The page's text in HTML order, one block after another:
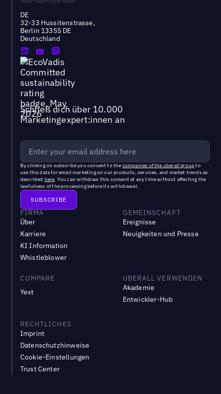
DE
32-33 Hussitenstrasse,
Berlin 13355 DE
Deutschland
Schließ dich über 10.000
Marketingexpert:innen an
By clicking on subscribe you consent to the companies of the uberall groupto
use this data for email marketing on our products, services, and market trends as
described here. You can withdraw this consent at any time without affecting the
lawfulness of the processing before its withdrawal.
FIRMA
Über
Karriere
KI Information
Whistleblower
GEMEINSCHAFT
Ereignisse
Neuigkeiten und Presse
COMPARE
Yext
UBERALL VERWENDEN
Akademie
Entwickler-Hub
RECHTLICHES
Imprint
Datenschutzhinweise
Cookie-Einstellungen
Trust Center